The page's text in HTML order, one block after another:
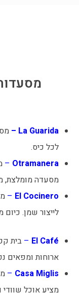
La Guarida‬
–
לכל כיס.
Otramanera
–
מסעדה מומלצת,
El Cocinero
–
לייצור שמן.
El Café
– בית
ארוחות ומפאים
Casa Miglis
–
מציע אוכל שוודי